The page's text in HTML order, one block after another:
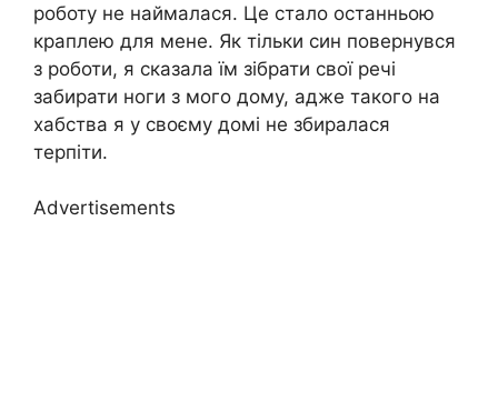
роботу не наймалася. Це стало останньою
краплею для мене. Як тільки син повернувся
з роботи, я сказала їм зібрати свої речі
забирати ноги з мого дому, адже такого на
хабства я у своєму домі не збиралася
терпіти.
Advertisements